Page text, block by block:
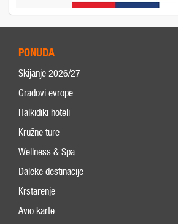
PONUDA
Skijanje 2026/27
Gradovi evrope
Halkidiki hoteli
Kružne ture
Wellness & Spa
Daleke destinacije
Krstarenje
Avio karte